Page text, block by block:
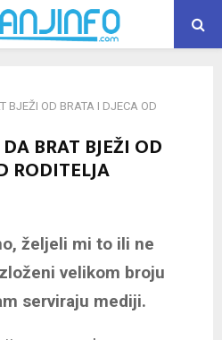
BJEŽI OD BRATA I DJECA OD
BRAT BJEŽI OD
RODITELJA
željeli mi to ili ne
velikom broju
serviraju mediji.